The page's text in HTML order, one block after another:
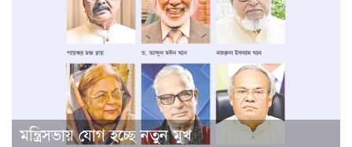
মন্ত্রিসভায় যোগ হচ্ছে নতুন মুখ